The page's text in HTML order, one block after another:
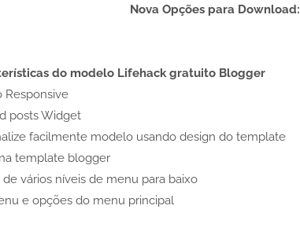
Nova Opções para Download:
do modelo Lifehack gratuito Blogger
Responsive
posts Widget
facilmente modelo usando design do template
template blogger
de vários níveis de menu para baixo
e opções do menu principal